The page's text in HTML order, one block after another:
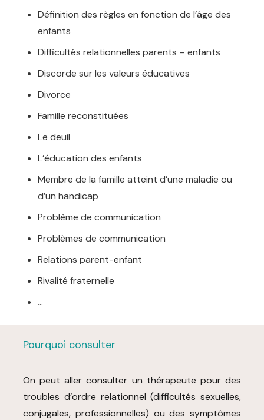
Définition des règles en fonction de l’âge des
enfants
Difficultés relationnelles parents – enfants
Discorde sur les valeurs éducatives
Divorce
Famille reconstituées
Le deuil
L’éducation des enfants
Membre de la famille atteint d’une maladie ou
d’un handicap
Problème de communication
Problèmes de communication
Relations parent-enfant
Rivalité fraternelle
…
Pourquoi consulter
On peut aller consulter un thérapeute pour des
troubles d’ordre relationnel (difficultés sexuelles,
conjugales, professionnelles) ou des symptômes